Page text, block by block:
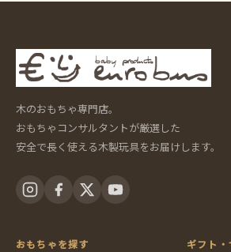
木のおもちゃ専門店。
おもちゃコンサルタントが厳選した
安全で長く使える木製玩具をお届けします。
おもちゃを探す ギフト